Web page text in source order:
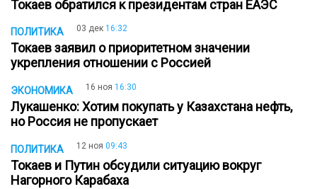
Токаев обратился к президентам стран ЕАЭС
ПОЛИТИКА 03 дек 16:32
Токаев заявил о приоритетном значении
укрепления отношении с Россией
ЭКОНОМИКА 16 ноя 16:30
Лукашенко: Хотим покупать у Казахстана нефть,
но Россия не пропускает
ПОЛИТИКА 12 ноя 09:43
Токаев и Путин обсудили ситуацию вокруг
Нагорного Карабаха